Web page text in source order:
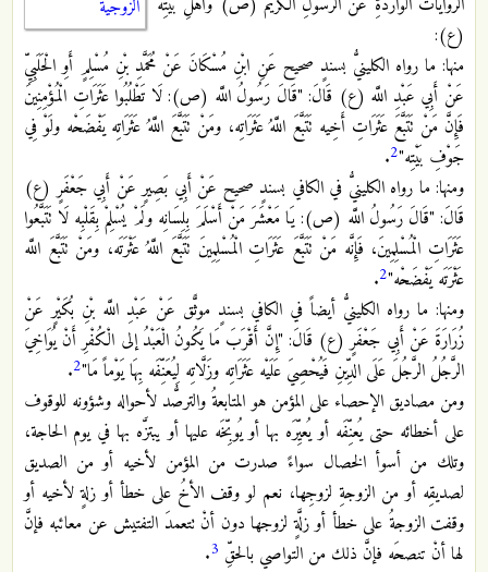
الزوجية
(ع):
منها: ما رواه الكلينيُّ بسندٍ صحيح عَنِ ابْنِ مُسْكَانَ عَنْ مُحَمَّدِ بْنِ مُسْلِمٍ أَوِ الْحَلَبِيِّ
عَنْ أَبِي عَبْدِ اللَّه (ع) قَالَ: "قَالَ رَسُولُ اللَّه (ص): لَا تَطْلُبُوا عَثَرَاتِ الْمُؤْمِنِينَ
فَإِنَّ مَنْ تَتَبَّعَ عَثَرَاتِ أَخِيه تَتَبَّعَ اللَّهُ عَثَرَاتِه، ومَنْ تَتَبَّعَ اللَّهُ عَثَرَاتِه يَفْضَحْه ولَوْ فِي
جَوْفِ بَيْتِه"2
.
ومنها: ما رواه الكلينيُّ في الكافي بسندٍ صحيح عَنْ أَبِي بَصِيرٍ عَنْ أَبِي جَعْفَرٍ (ع)
قَالَ: "قَالَ رَسُولُ اللَّه (ص): يَا مَعْشَرَ مَنْ أَسْلَمَ بِلِسَانِه ولَمْ يُسْلِمْ بِقَلْبِه لَا تَتَبَّعُوا
عَثَرَاتِ الْمُسْلِمِينَ، فَإِنَّه مَنْ تَتَبَّعَ عَثَرَاتِ الْمُسْلِمِينَ تَتَبَّعَ اللَّهُ عَثْرَتَه، ومَنْ تَتَبَّعَ اللَّه
عَثْرَتَه يَفْضَحْه"2
.
ومنها: ما رواه الكلينيُّ أيضاً في الكافي بسندٍ موثًّق عَنْ عَبْدِ اللَّه بْنِ بُكَيْرٍ عَنْ
زُرَارَةَ عَنْ أَبِي جَعْفَرٍ (ع) قَالَ: "إِنَّ أَقْرَبَ مَا يَكُونُ الْعَبْدُ إلى الْكُفْرِ أَنْ يُوَاخِيَ
الرَّجُلُ الرَّجُلَ عَلَى الدِّينِ فَيُحْصِيَ عَلَيْه عَثَرَاتِه وزَلَّاتِه لِيُعَنِّفَه بِهَا يَوْماً مَا"2
.
ومن مصاديق الإحصاء على المؤمن هو المتابعةُ والترصُّد لأحواله وشؤونه للوقوف
على أخطائه حتى يُعنِّفَه أو يُعيِّرَه بها أو يُوبِّخَه عليها أو يبتزَّه بها في يوم الحاجة،
وتلك من أسوأ الخصال سواءً صدرت من المؤمن لأخيه أو من الصديق
لصديقِه أو من الزوجةِ لزوجِها، نعم لو وقف الأخُ على خطأ أو زلةٍ لأخيه أو
وقفت الزوجةُ على خطأ أو زلَّةٍ لزوجها دون أنْ تتعمدَ التفتيش عن معائبه فإنَّ
لها أنْ تنصحَه فإنَّ ذلك من التواصي بالحقِّ 3
.